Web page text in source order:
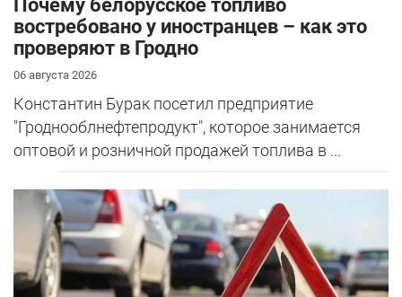
Почему белорусское топливо
востребовано у иностранцев – как это
проверяют в Гродно
06 августа 2026
Константин Бурак посетил предприятие
"Гроднооблнефтепродукт", которое занимается
оптовой и розничной продажей топлива в ...